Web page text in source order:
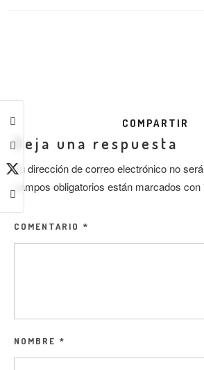
COMPARTIR
Deja una respuesta
Tu dirección de correo electrónico no
campos obligatorios están marcados con
COMENTARIO *
NOMBRE *